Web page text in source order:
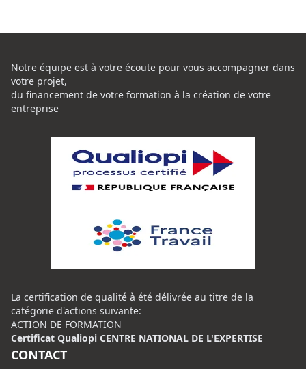
Notre équipe est à votre écoute pour vous accompagner dans
votre projet,
du financement de votre formation à la création de votre
entreprise
La certification de qualité à été délivrée au titre de la
catégorie d'actions suivante:
ACTION DE FORMATION
Certificat Qualiopi CENTRE NATIONAL DE L'EXPERTISE
CONTACT